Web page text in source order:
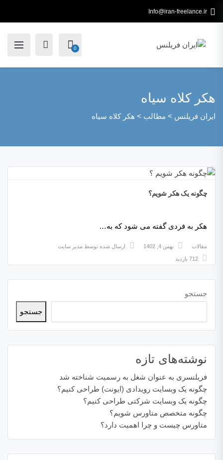
Info@iran-freelance.ir
0
هکر کلاه سیاه
ایران فریلنس > مطالب > هکر کلاه سیاه
چگونه یک هکر شویم؟
هکر به فردی گفته می شود که به…
مقالات بهمن 4, 1402 ارسال شده توسط مدیر سایت
جستجو
جستجو
نوشته‌های تازه
فریلنسری به عنوان شغل به رسمیت شناخته شد
چگونه یک وبسایت رویدادی (ایونت) طراحی کنیم؟
چگونه یک وبسایت شرکتی طراحی کنیم؟
چگونه متخصص متاورس شویم؟
متاورس چیست و چرا اهمیت دارد؟